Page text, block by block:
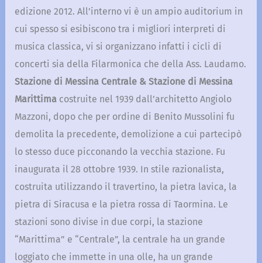
edizione 2012. All’interno vi è un ampio auditorium in
cui spesso si esibiscono tra i migliori interpreti di
musica classica, vi si organizzano infatti i cicli di
concerti sia della Filarmonica che della Ass. Laudamo.
Stazione di Messina Centrale & Stazione di Messina
Marittimacostruite nel 1939 dall’architetto Angiolo
Mazzoni, dopo che per ordine di Benito Mussolini fu
demolita la precedente, demolizione a cui partecipò
lo stesso duce picconando la vecchia stazione. Fu
inaugurata il 28 ottobre 1939. In stile razionalista,
costruita utilizzando il travertino, la pietra lavica, la
pietra di Siracusa e la pietra rossa di Taormina. Le
stazioni sono divise in due corpi, la stazione
“Marittima” e “Centrale”, la centrale ha un grande
loggiato che immette in una olle, ha un grande